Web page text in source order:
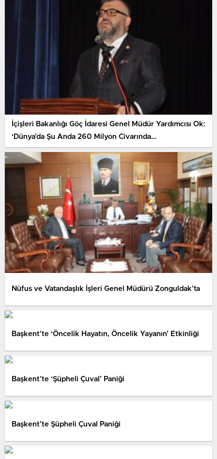
İçişleri Bakanlığı Göç İdaresi Genel Müdür Yardımcısı Ok:
‘Dünya’da Şu Anda 260 Milyon Civarında…
Nüfus ve Vatandaşlık İşleri Genel Müdürü Zonguldak’ta
Başkent’te ‘Öncelik Hayatın, Öncelik Yayanın’ Etkinliği
Başkent’te ‘Şüpheli Çuval’ Paniği
Başkent’te Şüpheli Çuval Paniği